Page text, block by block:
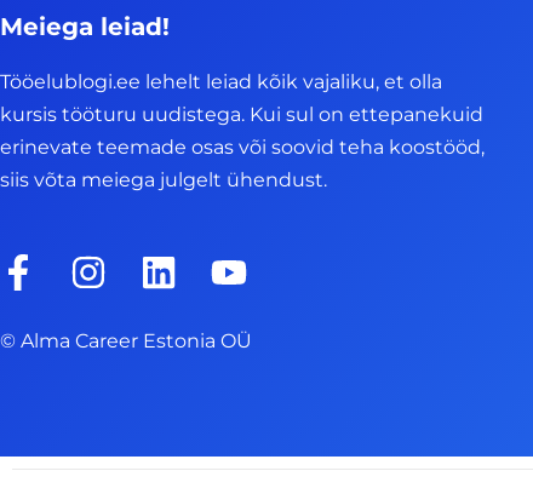
Meiega leiad!
Tööelublogi.ee lehelt leiad kõik vajaliku, et olla
kursis tööturu uudistega. Kui sul on ettepanekuid
erinevate teemade osas või soovid teha koostööd,
siis võta meiega julgelt ühendust.
F
c
o
I
s
g
L
n
d
Y
u
b
© Alma Career Estonia OÜ